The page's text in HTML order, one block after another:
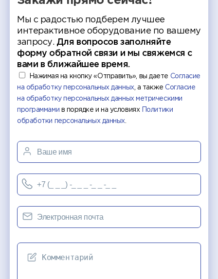
Мы с радостью подберем лучшее
интерактивное оборудование по вашему
запросу. Для вопросов заполняйте
форму обратной связи и мы свяжемся с
вами в ближайшее время.
Нажимая на кнопку «Отправить», вы даете Согласие
на обработку персональных данных, а такжеСогласие
на обработку персональных данных метрическими
программами в порядке и на условиях
Политики
обработки персональных данных.